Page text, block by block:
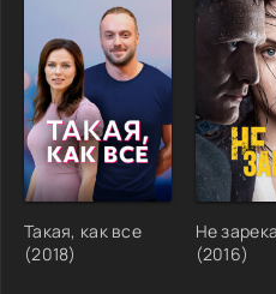
Такая, как все
(2018)
Не
(2016)